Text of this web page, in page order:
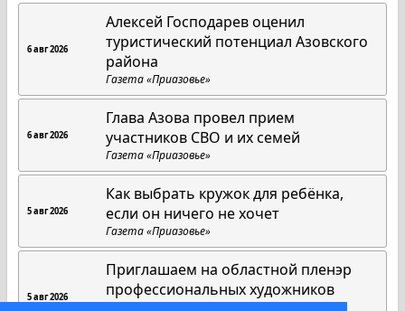
6 авг 2026
Алексей Господарев оценил
туристический потенциал Азовского
района
Газета «Приазовье»
6 авг 2026
Глава Азова провел прием
участников СВО и их семей
Газета «Приазовье»
5 авг 2026
Как выбрать кружок для ребёнка,
если он ничего не хочет
Газета «Приазовье»
5 авг 2026
Приглашаем на областной пленэр
профессиональных художников